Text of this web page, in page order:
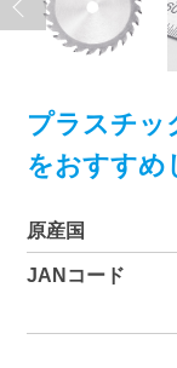
プラスチッ
をおすすめ
原産国
JANコード